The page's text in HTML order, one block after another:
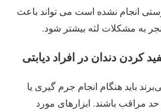
انجام نشده است می تواند باعث
به مشکلات لثه بیشتر شود.
کردن دندان در افراد دیابتی
باید هنگام انجام جرم گیری یا
مراقب باشند. ابزارهای مورد